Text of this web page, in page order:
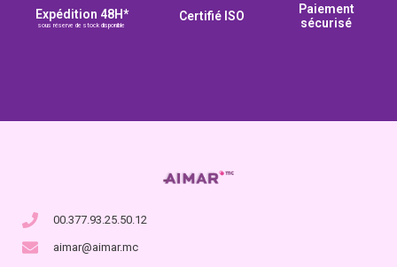
Expédition 48H*
sous réserve de stock disponible
Certifié ISO
Paiement
sécurisé
00.377.93.25.50.12
aimar@aimar.mc